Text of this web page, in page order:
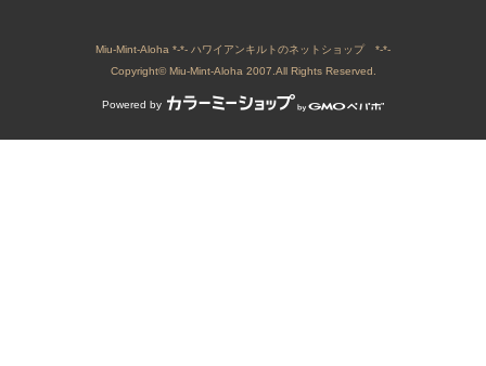
Miu-Mint-Aloha *-*- ハワイアンキルトのネットショップ *-*-
Copyright© Miu-Mint-Aloha 2007.All Rights Reserved.
Powered by